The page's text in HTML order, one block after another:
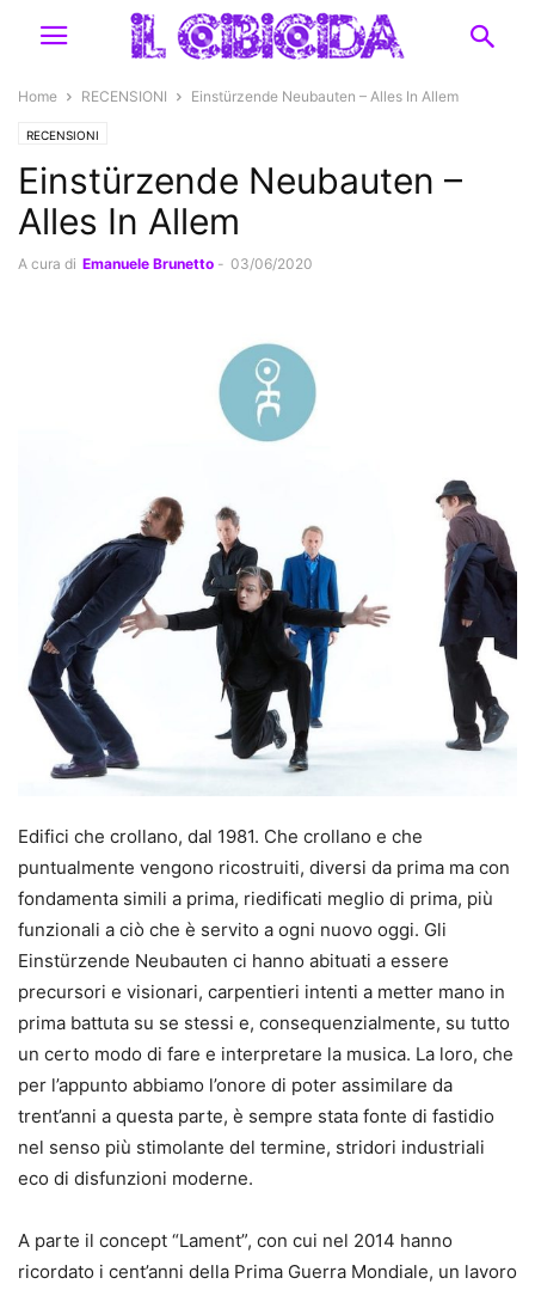
Home RECENSIONI Einstürzende Neubauten – Alles In Allem
RECENSIONI
Einstürzende Neubauten –
Alles In Allem
A cura di Emanuele Brunetto - 03/06/2020
Edifici che crollano, dal 1981. Che crollano e che
puntualmente vengono ricostruiti, diversi da prima ma con
fondamenta simili a prima, riedificati meglio di prima, più
funzionali a ciò che è servito a ogni nuovo oggi. Gli
Einstürzende Neubauten ci hanno abituati a essere
precursori e visionari, carpentieri intenti a metter mano in
prima battuta su se stessi e, consequenzialmente, su tutto
un certo modo di fare e interpretare la musica. La loro, che
per l’appunto abbiamo l’onore di poter assimilare da
trent’anni a questa parte, è sempre stata fonte di fastidio
nel senso più stimolante del termine, stridori industriali
eco di disfunzioni moderne.
A parte il concept “Lament”, con cui nel 2014 hanno
ricordato i cent’anni della Prima Guerra Mondiale, un lavoro